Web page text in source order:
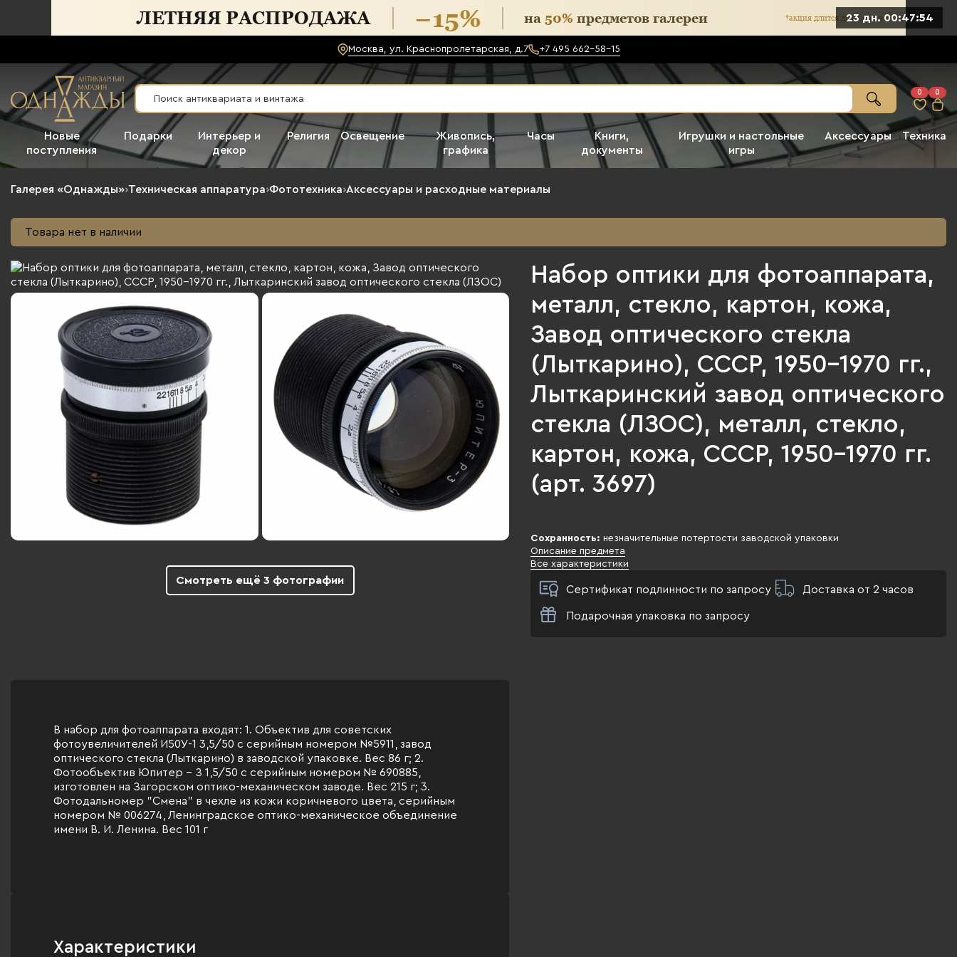
23 дн. 00:47:52
Москва, ул. Краснопролетарская, д.7 +7 495 662-58-15
0 0
Новые
поступления
Подарки
Интерьер и
декор
Религия Освещение
Живопись,
графика
Часы
Книги,
документы
Игрушки и настольные
игры
Аксессуары Техника
Галерея «Однажды»›Техническая аппаратура›Фототехника›Аксессуары и расходные материалы
Товара нет в наличии
Смотреть ещё 3 фотографии
Набор оптики для фотоаппарата,
металл, стекло, картон, кожа,
Завод оптического стекла
(Лыткарино), СССР, 1950-1970 гг.,
Лыткаринский завод оптического
стекла (ЛЗОС), металл, стекло,
картон, кожа, СССР, 1950-1970 гг.
(арт. 3697)
Сохранность: незначительные потертости заводской упаковки
Описание предмета
Все характеристики
Сертификат подлинности по запросу Доставка от 2 часов
Подарочная упаковка по запросу
В набор для фотоаппарата входят: 1. Объектив для советских
фотоувеличителей И50У-1 3,5/50 с серийным номером №5911, завод
оптического стекла (Лыткарино) в заводской упаковке. Вес 86 г; 2.
Фотообъектив Юпитер - З 1,5/50 с серийным номером № 690885,
изготовлен на Загорском оптико-механическом заводе. Вес 215 г; 3.
Фотодальномер "Смена" в чехле из кожи коричневого цвета, серийным
номером № 006274, Ленинградское оптико-механическое объединение
имени В. И. Ленина. Вес 101 г
Характеристики